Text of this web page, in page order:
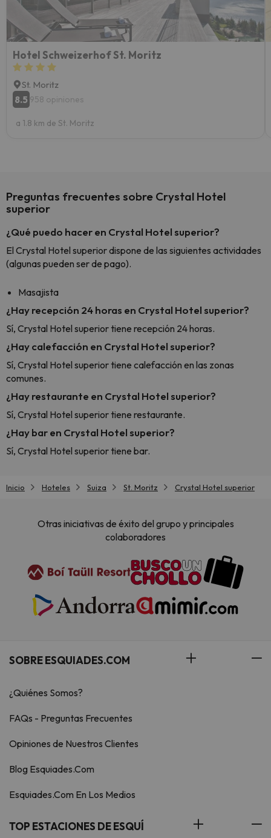
yo.
Hotel Schweizerhof St. Moritz
St. Moritz
8.5 958 opiniones
a 1.8 km de St. Moritz
Preguntas frecuentes sobre Crystal Hotel
superior
¿Qué puedo hacer en Crystal Hotel superior?
El Crystal Hotel superior dispone de las siguientes actividades
(algunas pueden ser de pago).
Masajista
¿Hay recepción 24 horas en Crystal Hotel superior?
Sí, Crystal Hotel superior tiene recepción 24 horas.
¿Hay calefacción en Crystal Hotel superior?
Sí, Crystal Hotel superior tiene calefacción en las zonas
comunes.
¿Hay restaurante en Crystal Hotel superior?
Sí, Crystal Hotel superior tiene restaurante.
¿Hay bar en Crystal Hotel superior?
Sí, Crystal Hotel superior tiene bar.
Inicio Hoteles Suiza St. Moritz Crystal Hotel superior
Otras iniciativas de éxito del grupo y principales
colaboradores
SOBRE ESQUIADES.COM
¿Quiénes Somos?
FAQs - Preguntas Frecuentes
Opiniones de Nuestros Clientes
Blog Esquiades.Com
Esquiades.Com En Los Medios
TOP ESTACIONES DE ESQUÍ